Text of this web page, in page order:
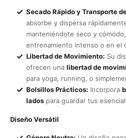
Secado Rápido y Transporte
absorbe y dispersa
manteniéndote seco y
entrenamiento intenso o en el
Libertad de Movimiento: Su
ofrecen una libertad de
para yoga, running, o
Bolsillos Prácticos: Incorpora
lados para guardar tus
Diseño Versátil